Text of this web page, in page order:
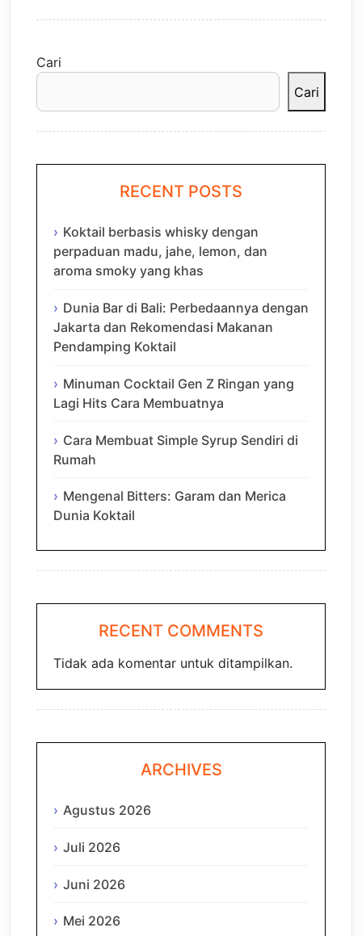
Cari
Cari
RECENT POSTS
Koktail berbasis whisky dengan
perpaduan madu, jahe, lemon, dan
aroma smoky yang khas
Dunia Bar di Bali: Perbedaannya dengan
Jakarta dan Rekomendasi Makanan
Pendamping Koktail
Minuman Cocktail Gen Z Ringan yang
Lagi Hits Cara Membuatnya
Cara Membuat Simple Syrup Sendiri di
Rumah
Mengenal Bitters: Garam dan Merica
Dunia Koktail
RECENT COMMENTS
Tidak ada komentar untuk ditampilkan.
ARCHIVES
Agustus 2026
Juli 2026
Juni 2026
Mei 2026